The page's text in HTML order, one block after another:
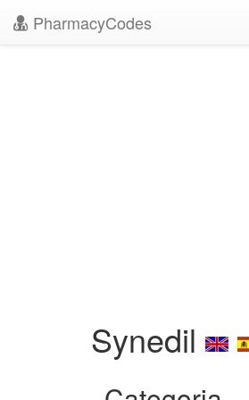
PharmacyCodes
Synedil